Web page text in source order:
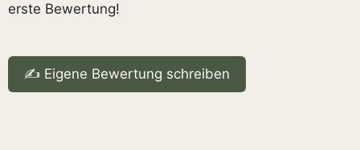
erste Bewertung!
✍️ Eigene Bewertung schreiben